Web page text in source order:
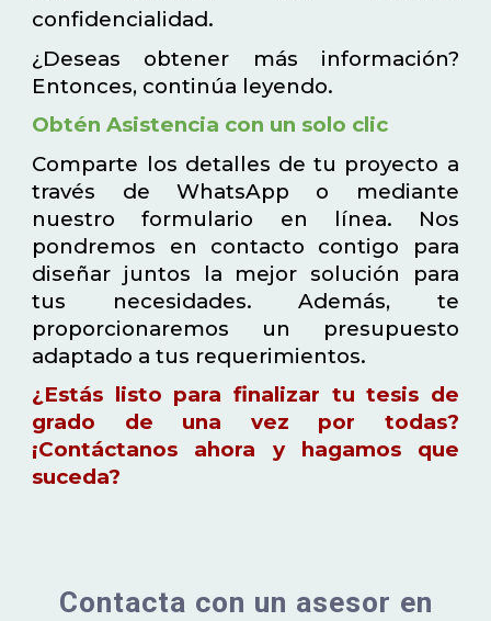
confidencialidad.
¿Deseas obtener más información?
Entonces, continúa leyendo.
Obtén Asistencia con un solo clic
Comparte los detalles de tu proyecto a
través de WhatsApp o mediante
nuestro formulario en línea. Nos
pondremos en contacto contigo para
diseñar juntos la mejor solución para
tus necesidades. Además, te
proporcionaremos un presupuesto
adaptado a tus requerimientos.
¿Estás listo para finalizar tu tesis de
grado de una vez por todas?
¡Contáctanos ahora y hagamos que
suceda?
Contacta con un asesor en